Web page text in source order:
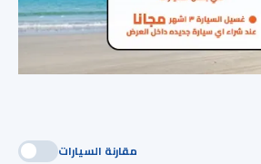
مقارنة السيارات